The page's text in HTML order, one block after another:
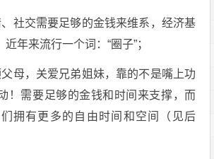
交需要足够的金钱来维系，经济基
年来流行一个词：“圈子”；
，关爱兄弟姐妹，靠的不是嘴上功
！需要足够的金钱和时间来支撑，而
拥有更多的自由时间和空间（见后